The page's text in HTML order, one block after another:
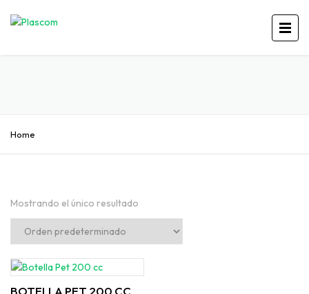
Home
Mostrando el único resultado
BOTELLA PET 200 CC